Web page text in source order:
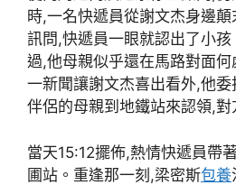
時,一名快遞員從謝文杰身邊
訊問,快遞員一眼就認出了小孩
過,他母親似乎還在馬路對面何
一新聞讓謝文杰喜出看外,他
伴侶的母親到地鐵站來認領,對
當天15:12擺佈,熱情快遞員帶
圃站。重逢那一刻,梁密斯包養